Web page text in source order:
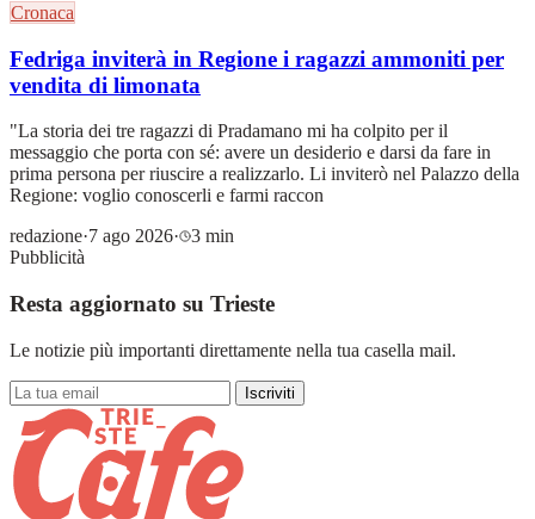
Cronaca
Fedriga inviterà in Regione i ragazzi ammoniti per
vendita di limonata
"La storia dei tre ragazzi di Pradamano mi ha colpito per il
messaggio che porta con sé: avere un desiderio e darsi da fare in
prima persona per riuscire a realizzarlo. Li inviterò nel Palazzo della
Regione: voglio conoscerli e farmi raccon
redazione·7 ago 2026·
3 min
Pubblicità
Resta aggiornato su Trieste
Le notizie più importanti direttamente nella tua casella mail.
Iscriviti